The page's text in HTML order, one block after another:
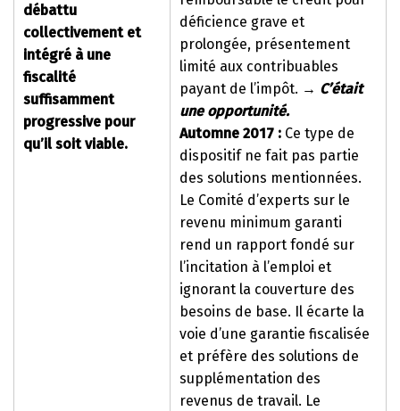
débattu
collectivement et
intégré à une
fiscalité
suffisamment
progressive pour
qu’il soit viable.
déficience grave et
prolongée, présentement
limité aux contribuables
payant de l’impôt. → C’était
une opportunité.
Automne 2017 : Ce type de
dispositif ne fait pas partie
des solutions mentionnées.
Le Comité d’experts sur le
revenu minimum garanti
rend un rapport fondé sur
l’incitation à l’emploi et
ignorant la couverture des
besoins de base. Il écarte la
voie d’une garantie fiscalisée
et préfère des solutions de
supplémentation des
revenus de travail. Le